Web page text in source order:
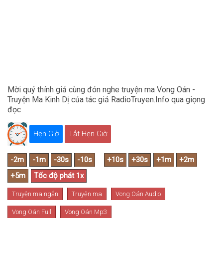
Mời quý thính giả cùng đón nghe truyện ma Vong Oán -
Truyện Ma Kinh Dị của tác giả RadioTruyen.Info qua giọng
đọc
Hẹn Giờ Tắt Hẹn Giờ
Truyện ma ngắn Truyện ma Vong Oán Audio
Vong Oán Full Vong Oán Mp3